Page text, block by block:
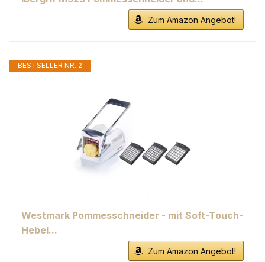
Zum Amazon Angebot!
BESTSELLER NR. 2
Westmark Pommesschneider - mit Soft-Touch-
Hebel...
Zum Amazon Angebot!